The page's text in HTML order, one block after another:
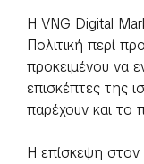
Η VNG Digital
Πολιτική περί
προκειμένου να
επισκέπτες της
παρέχουν και το
Η επίσκεψη στον